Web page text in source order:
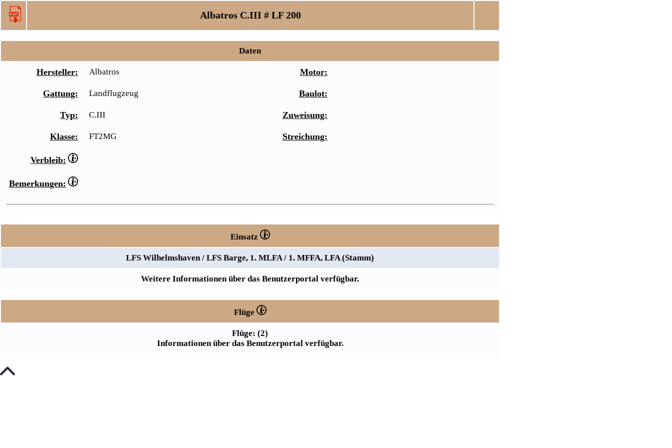
Albatros C.III # LF 200
Daten
Hersteller: Albatros Motor:
Gattung: Landflugzeug Baulot:
Typ: C.III Zuweisung:
Klasse: FT2MG Streichung:
Verbleib:
Bemerkungen:
Einsatz
LFS Wilhelmshaven / LFS Barge, 1. MLFA / 1. MFFA, LFA (Stamm)
Weitere Informationen über das Benutzerportal verfügbar.
Flüge
Flüge: (2)
Informationen über das Benutzerportal verfügbar.